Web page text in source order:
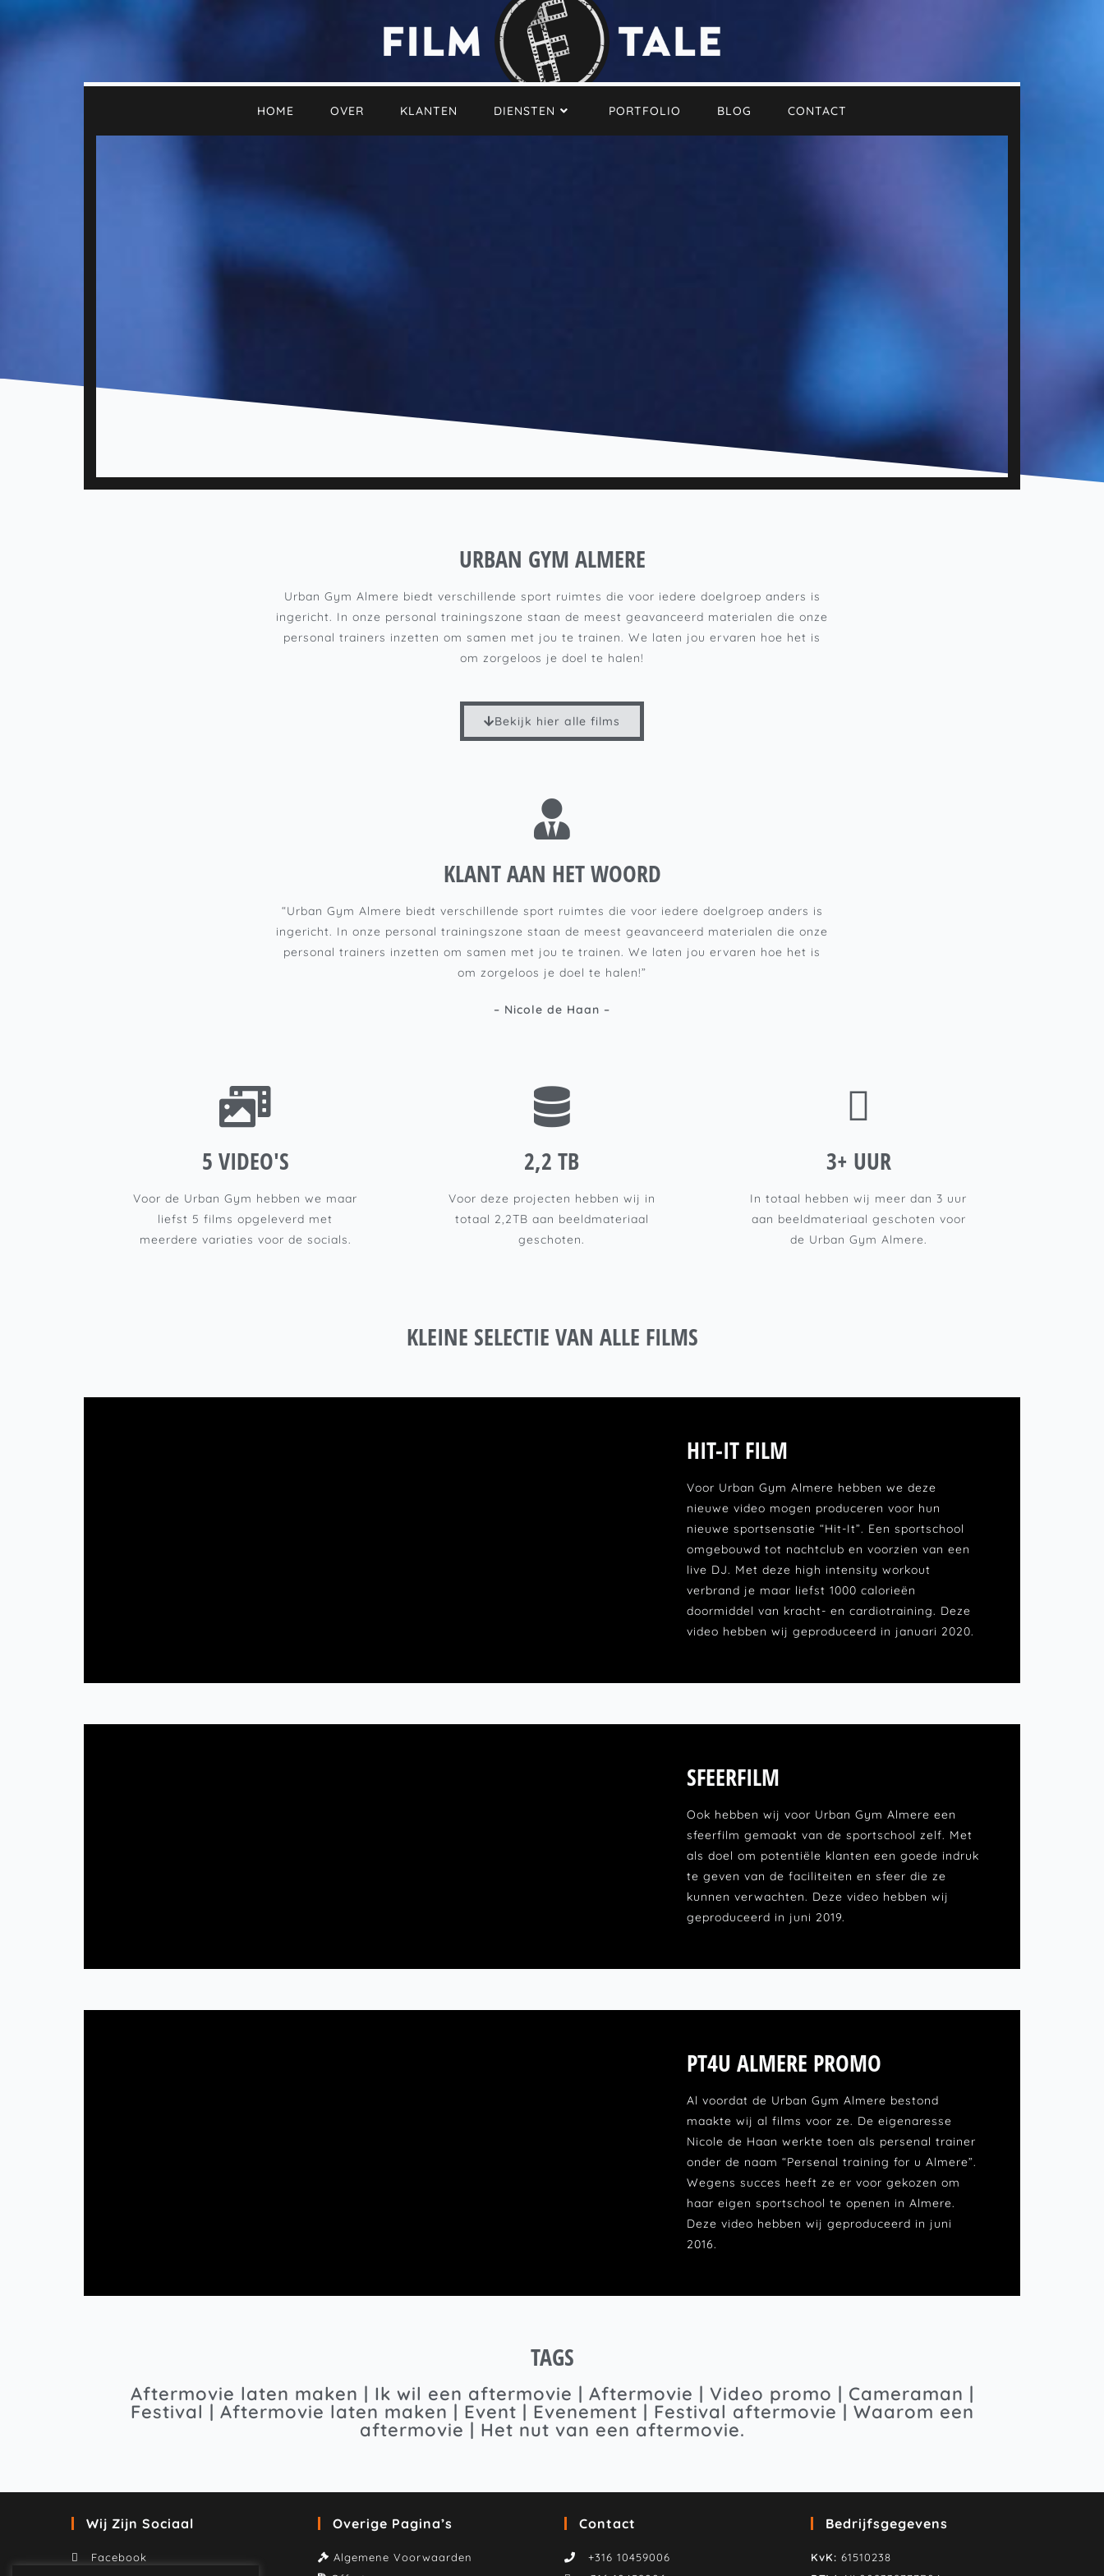
HOME OVER KLANTEN DIENSTEN PORTFOLIO BLOG CONTACT
URBAN GYM ALMERE
Urban Gym Almere biedt verschillende sport ruimtes die voor iedere doelgroep anders is
ingericht. In onze personal trainingszone staan de meest geavanceerd materialen die onze
personal trainers inzetten om samen met jou te trainen. We laten jou ervaren hoe het is
om zorgeloos je doel te halen!
Bekijk hier alle films
KLANT AAN HET WOORD
“Urban Gym Almere biedt verschillende sport ruimtes die voor iedere doelgroep anders is
ingericht. In onze personal trainingszone staan de meest geavanceerd materialen die onze
personal trainers inzetten om samen met jou te trainen. We laten jou ervaren hoe het is
om zorgeloos je doel te halen!”
– Nicole de Haan –
5 VIDEO'S
Voor de Urban Gym hebben we maar
liefst 5 films opgeleverd met
meerdere variaties voor de socials.
2,2 TB
Voor deze projecten hebben wij in
totaal 2,2TB aan beeldmateriaal
geschoten.
3+ UUR
In totaal hebben wij meer dan 3 uur
aan beeldmateriaal geschoten voor
de Urban Gym Almere.
KLEINE SELECTIE VAN ALLE FILMS
HIT-IT FILM
Voor Urban Gym Almere hebben we deze
nieuwe video mogen produceren voor hun
nieuwe sportsensatie “Hit-It”. Een sportschool
omgebouwd tot nachtclub en voorzien van een
live DJ. Met deze high intensity workout
verbrand je maar liefst 1000 calorieën
doormiddel van kracht- en cardiotraining. Deze
video hebben wij geproduceerd in januari 2020.
SFEERFILM
Ook hebben wij voor Urban Gym Almere een
sfeerfilm gemaakt van de sportschool zelf. Met
als doel om potentiële klanten een goede indruk
te geven van de faciliteiten en sfeer die ze
kunnen verwachten. Deze video hebben wij
geproduceerd in juni 2019.
PT4U ALMERE PROMO
Al voordat de Urban Gym Almere bestond
maakte wij al films voor ze. De eigenaresse
Nicole de Haan werkte toen als persenal trainer
onder de naam “Persenal training for u Almere”.
Wegens succes heeft ze er voor gekozen om
haar eigen sportschool te openen in Almere.
Deze video hebben wij geproduceerd in juni
2016.
TAGS
Aftermovie laten maken | Ik wil een aftermovie | Aftermovie | Video promo | Cameraman |
Festival | Aftermovie laten maken | Event | Evenement | Festival aftermovie | Waarom een
aftermovie | Het nut van een aftermovie.
Wij Zijn Sociaal
Facebook
Overige Pagina’s
Algemene Voorwaarden
Contact
+316 10459006
Bedrijfsgegevens
KvK: 61510238